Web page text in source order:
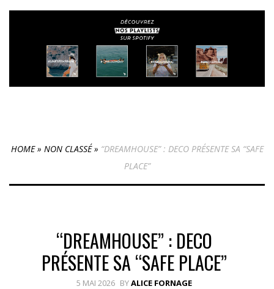
HOME» NON CLASSÉ» “DREAMHOUSE” : DECO PRÉSENTE SA “SAFE
PLACE”
“DREAMHOUSE” : DECO
PRÉSENTE SA “SAFE PLACE”
5 MAI 2026 BYALICE FORNAGE